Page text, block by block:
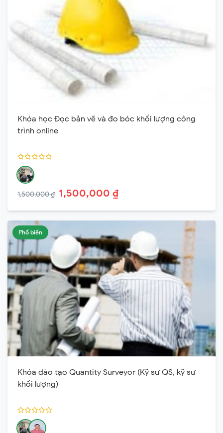
Khóa học Đọc bản vẽ và đo bóc khối lượng công
trình online
1,500,000 ₫ 1,500,000 ₫
Phổ biến
Khóa đào tạo Quantity Surveyor (Kỹ sư QS, kỹ sư
khối lượng)